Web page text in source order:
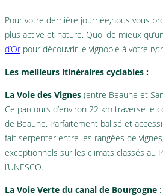
Pour votre dernière journée,nous vous
plus active et nature. Quoi de mieux
d’Or pour découvrir le vignoble à votre
Les meilleurs itinéraires cyclables :
La Voie des Vignes (entre Beaune et
Ce parcours d’environ 22 km traverse le
de Beaune. Parfaitement balisé et
fait serpenter entre les rangées de
exceptionnels sur les climats classés au
l’UNESCO.
La Voie Verte du canal de Bourgogne :